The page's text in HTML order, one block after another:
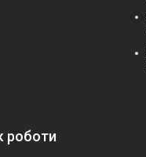
роботи